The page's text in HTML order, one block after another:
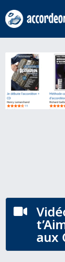

aux